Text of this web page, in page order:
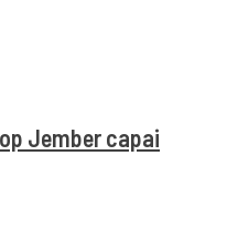
Jember capai